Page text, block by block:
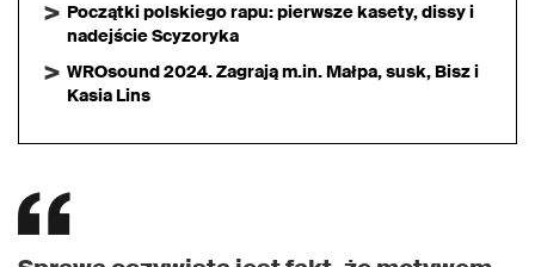
Początki polskiego rapu: pierwsze kasety, dissy i
nadejście Scyzoryka
WROsound 2024. Zagrają m.in. Małpa, susk, Bisz i
Kasia Lins